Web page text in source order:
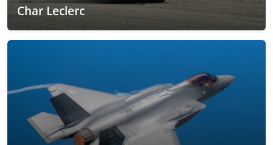
Char Leclerc